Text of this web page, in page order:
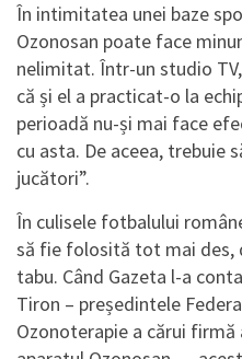
În intimitatea unei baze
Ozonosan poate face
nelimitat. Într-un studio
că și el a practicat-o la
perioadă nu-și mai face
cu asta. De aceea, trebuie
jucători”.
În culisele fotbalului
să fie folosită tot mai des,
tabu. Când Gazeta l-a
Tiron – președintele
Ozonoterapie a cărui